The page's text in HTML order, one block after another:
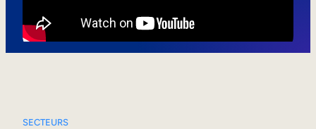
SECTEURS